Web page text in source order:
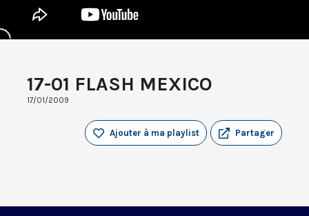
17-01 FLASH MEXICO
17/01/2009
Partager
Ajouter à ma playlist